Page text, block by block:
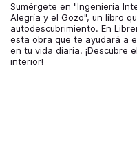
Sumérgete en "Ingeniería
Alegría y el Gozo", un libro
autodescubrimiento. En
esta obra que te ayudará a
en tu vida diaria. ¡Descubre
interior!